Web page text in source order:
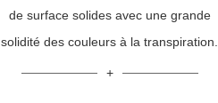
de surface solides avec une grande
solidité des couleurs à la transpiration.